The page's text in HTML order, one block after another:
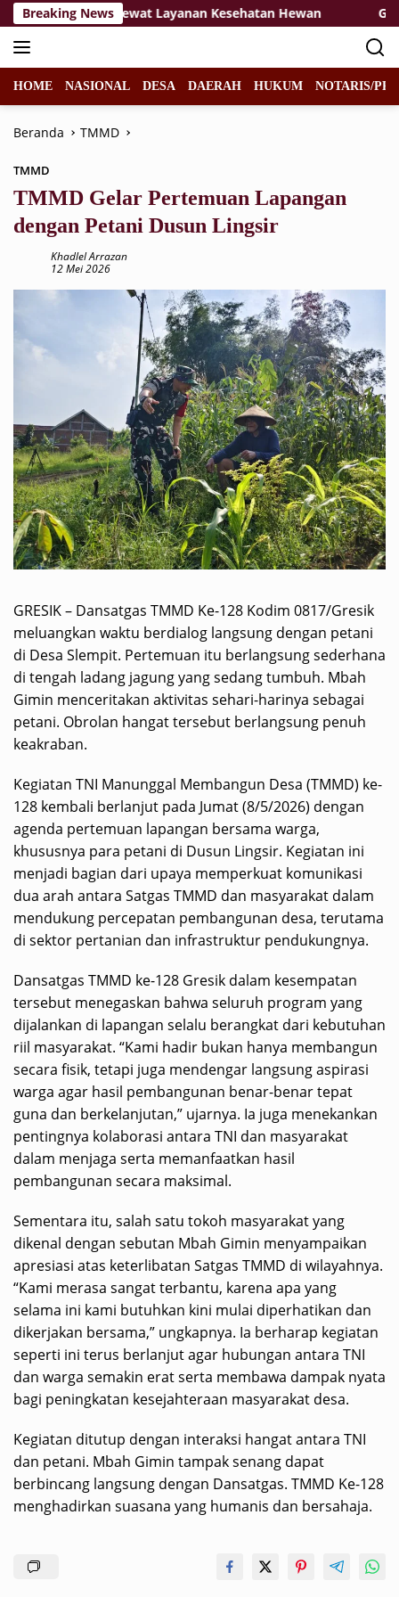
Langsung
ke
konten
Breaking News
Warga Lewat Layanan Kesehatan Hewan Gagah
HOME NASIONAL DESA DAERAH HUKUM NOTARIS/
Beranda TMMD
TMMD
TMMD Gelar Pertemuan Lapangan
dengan Petani Dusun Lingsir
Khadlel Arrazan
12 Mei 2026
GRESIK – Dansatgas TMMD Ke-128 Kodim 0817/Gresik
meluangkan waktu berdialog langsung dengan petani
di Desa Slempit. Pertemuan itu berlangsung sederhana
di tengah ladang jagung yang sedang tumbuh. Mbah
Gimin menceritakan aktivitas sehari-harinya sebagai
petani. Obrolan hangat tersebut berlangsung penuh
keakraban.
Kegiatan TNI Manunggal Membangun Desa (TMMD) ke-
128 kembali berlanjut pada Jumat (8/5/2026) dengan
agenda pertemuan lapangan bersama warga,
khususnya para petani di Dusun Lingsir. Kegiatan ini
menjadi bagian dari upaya memperkuat komunikasi
dua arah antara Satgas TMMD dan masyarakat dalam
mendukung percepatan pembangunan desa, terutama
di sektor pertanian dan infrastruktur pendukungnya.
Dansatgas TMMD ke-128 Gresik dalam kesempatan
tersebut menegaskan bahwa seluruh program yang
dijalankan di lapangan selalu berangkat dari kebutuhan
riil masyarakat. “Kami hadir bukan hanya membangun
secara fisik, tetapi juga mendengar langsung aspirasi
warga agar hasil pembangunan benar-benar tepat
guna dan berkelanjutan,” ujarnya. Ia juga menekankan
pentingnya kolaborasi antara TNI dan masyarakat
dalam menjaga serta memanfaatkan hasil
pembangunan secara maksimal.
Sementara itu, salah satu tokoh masyarakat yang
dikenal dengan sebutan Mbah Gimin menyampaikan
apresiasi atas keterlibatan Satgas TMMD di wilayahnya.
“Kami merasa sangat terbantu, karena apa yang
selama ini kami butuhkan kini mulai diperhatikan dan
dikerjakan bersama,” ungkapnya. Ia berharap kegiatan
seperti ini terus berlanjut agar hubungan antara TNI
dan warga semakin erat serta membawa dampak nyata
bagi peningkatan kesejahteraan masyarakat desa.
Kegiatan ditutup dengan interaksi hangat antara TNI
dan petani. Mbah Gimin tampak senang dapat
berbincang langsung dengan Dansatgas. TMMD Ke-128
menghadirkan suasana yang humanis dan bersahaja.